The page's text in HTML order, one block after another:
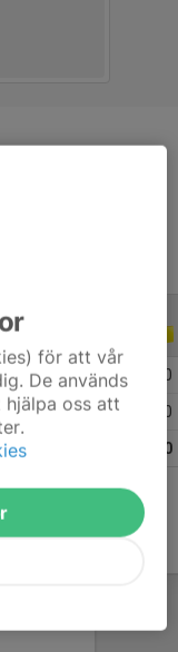
4 0 0 0
1 0 0
0
för att vår
De används
oss att